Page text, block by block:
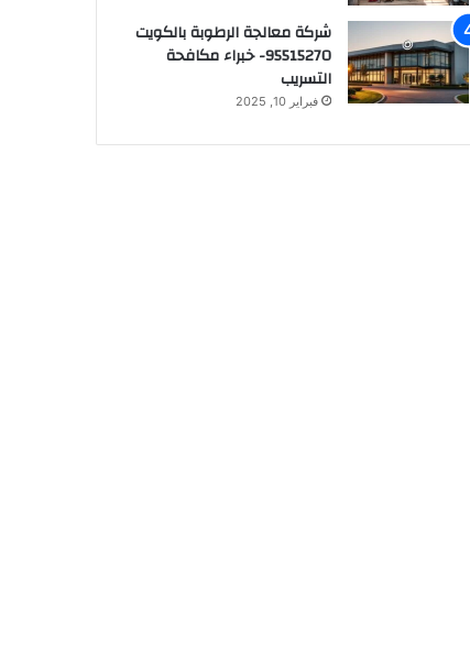
شركة معالجة الرطوبة بالكويت
95515270- خبراء مكافحة
التسريب
فبراير 10, 2025